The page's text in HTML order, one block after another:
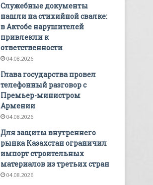
Служебные документы
нашли на стихийной свалке:
в Актобе нарушителей
привлекли к
ответственности
04.08.2026
Глава государства провел
телефонный разговор с
Премьер-министром
Армении
04.08.2026
Для защиты внутреннего
рынка Казахстан ограничил
импорт строительных
материалов из третьих стран
04.08.2026